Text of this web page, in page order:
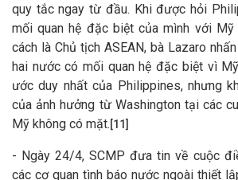
quy tắc ngay từ đầu. Khi được hỏi
mối quan hệ đặc biệt của mình với
cách là Chủ tịch ASEAN, bà Lazaro
hai nước có mối quan hệ đặc biệt vì
ước duy nhất của Philippines, nhưng
của ảnh hưởng từ Washington tại các
Mỹ không có mặt. [11]
- Ngày 24/4, SCMP đưa tin về cuộc
các cơ quan tình báo nước ngoài thiết